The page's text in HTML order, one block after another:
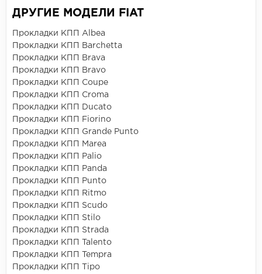
ДРУГИЕ МОДЕЛИ FIAT
Прокладки КПП Albea
Прокладки КПП Barchetta
Прокладки КПП Brava
Прокладки КПП Bravo
Прокладки КПП Coupe
Прокладки КПП Croma
Прокладки КПП Ducato
Прокладки КПП Fiorino
Прокладки КПП Grande Punto
Прокладки КПП Marea
Прокладки КПП Palio
Прокладки КПП Panda
Прокладки КПП Punto
Прокладки КПП Ritmo
Прокладки КПП Scudo
Прокладки КПП Stilo
Прокладки КПП Strada
Прокладки КПП Talento
Прокладки КПП Tempra
Прокладки КПП Tipo